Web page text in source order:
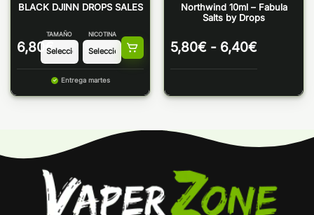
BLACK DJINN DROPS SALES
6,80 €
TAMAÑO NICOTINA
Entrega martes
Northwind 10ml – Fabula
Salts by Drops
5,80€ - 6,40€Rango
precios:
5,80€